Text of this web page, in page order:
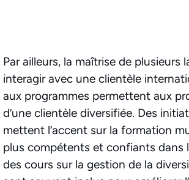
Par ailleurs, la maîtrise de
interagir avec une clientèle
aux programmes permettent aux
d’une clientèle diversifiée. Des
mettent l’accent sur la formation
plus compétents et confiants dans
des cours sur la gestion de la